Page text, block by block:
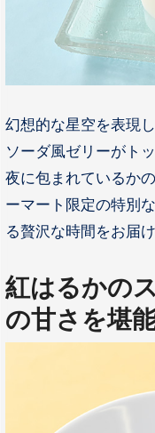
幻想的な星空を表現
ソーダ風ゼリーがト
夜に包まれているか
ーマート限定の特別
る贅沢な時間をお届け
紅はるかの
の甘さを堪